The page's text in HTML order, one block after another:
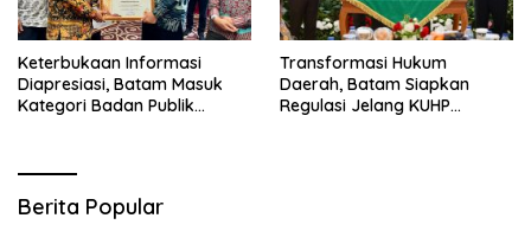
Keterbukaan Informasi
Diapresiasi, Batam Masuk
Kategori Badan Publik
Transformasi Hukum
Daerah, Batam Siapkan
Regulasi Jelang KUHP
Berita Popular